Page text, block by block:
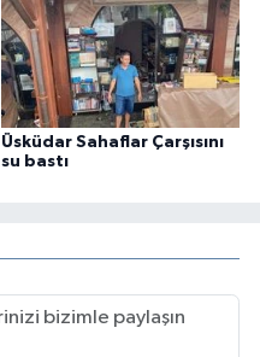
Üsküdar Sahaflar Çarşısını
su bastı